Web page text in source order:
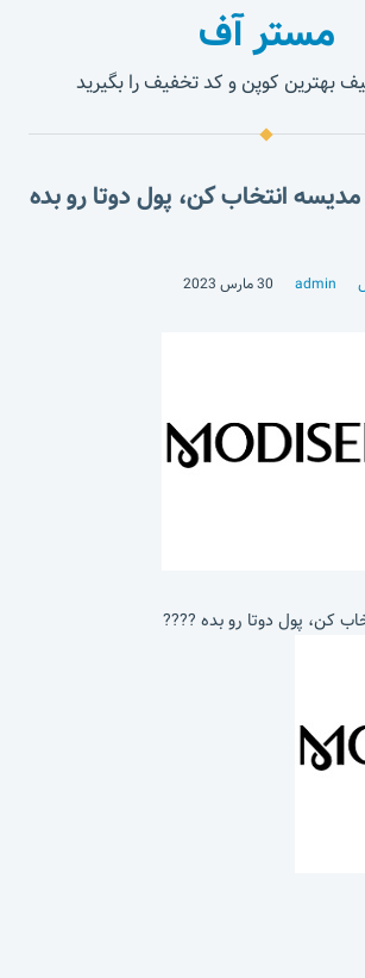
مستر آف
بهترین کوپن و کد تخفیف را بگیرید
انتخاب کن، پول دوتا رو بده
admin 30 مارس 2023
کن، پول دوتا رو بده ????